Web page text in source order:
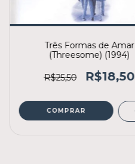
Três Formas de Amar
(Threesome) (1994)
R$25,50 R$18,50
COMPRAR